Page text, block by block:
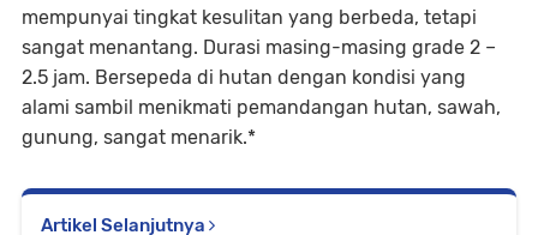
mempunyai tingkat kesulitan yang berbeda, tetapi
sangat menantang. Durasi masing-masing grade 2 –
2.5 jam. Bersepeda di hutan dengan kondisi yang
alami sambil menikmati pemandangan hutan, sawah,
gunung, sangat menarik.*
Artikel Selanjutnya